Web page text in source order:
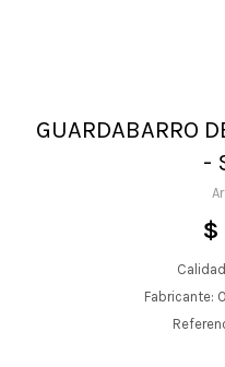
GUARDABARRO
-
$
Fabricante: